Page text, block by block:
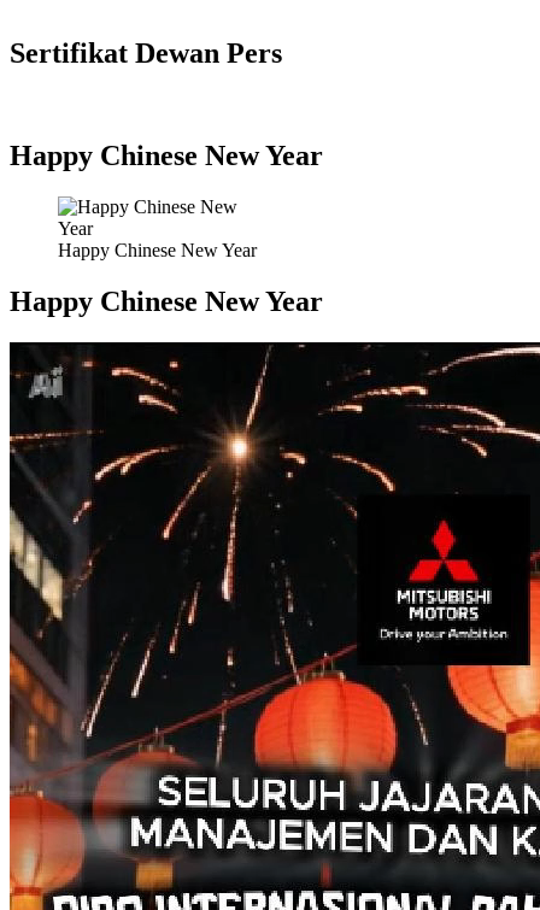
Sertifikat Dewan Pers
Happy Chinese New Year
Happy Chinese New Year
Happy Chinese New Year